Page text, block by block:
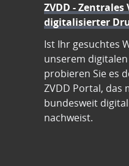
ZVDD - Zentrales
digitalisierter
Ist Ihr gesuchtes
unserem
probieren Sie es
ZVDD Portal, das
bundesweit
nachweist.